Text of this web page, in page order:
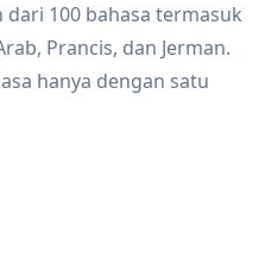
100 bahasa termasuk
Prancis, dan Jerman.
hanya dengan satu